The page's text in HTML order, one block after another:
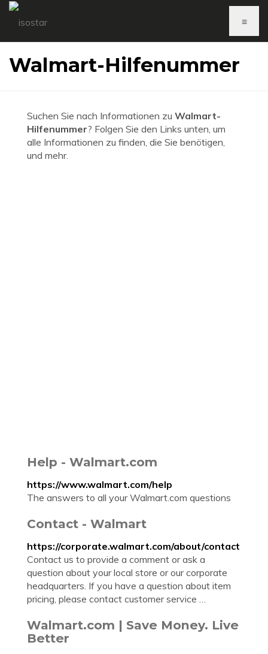
≡
Walmart-Hilfenummer
Suchen Sie nach Informationen zu Walmart-
Hilfenummer? Folgen Sie den Links unten, um
alle Informationen zu finden, die Sie benötigen,
und mehr.
Help - Walmart.com
https://www.walmart.com/help
The answers to all your Walmart.com questions
Contact - Walmart
https://corporate.walmart.com/about/contact
Contact us to provide a comment or ask a
question about your local store or our corporate
headquarters. If you have a question about item
pricing, please contact customer service …
Walmart.com | Save Money. Live
Better